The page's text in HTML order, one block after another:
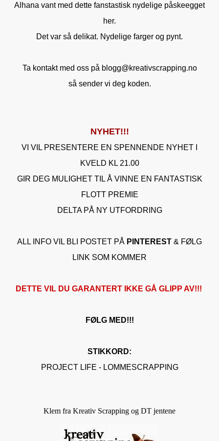
Alhana vant med dette fanstastisk nydelige påskeegget
her.
Det var så delikat. Nydelige farger og pynt.
Ta kontakt med oss på blogg@kreativscrapping.no
så sender vi deg koden.
NYHET!!!
VI VIL PRESENTERE EN SPENNENDE NYHET I
KVELD KL 21.00
GIR DEG MULIGHET TIL Å VINNE EN FANTASTISK
FLOTT PREMIE
DELTA PÅ NY UTFORDRING
ALL INFO VIL BLI POSTET PÅ PINTEREST & FØLG
LINK SOM KOMMER
DETTE VIL DU GARANTERT IKKE GÅ GLIPP AV!!!
FØLG MED!!!
STIKKORD:
PROJECT LIFE - LOMMESCRAPPING
Klem fra Kreativ Scrapping og DT jentene